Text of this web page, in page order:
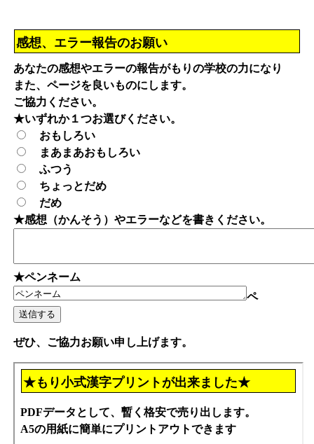
感想、エラー報告のお願い
あなたの感想やエラーの報告がもりの学校の力になり
また、ページを良いものにします。
ご協力ください。
★いずれか１つお選びください。
おもしろい
まあまあおもしろい
ふつう
ちょっとだめ
だめ
★感想（かんそう）やエラーなどを書きください。
★ペンネーム
ペ
ぜひ、ご協力お願い申し上げます。